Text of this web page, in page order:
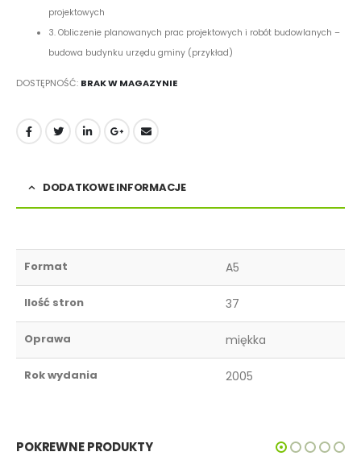
projektowych
3. Obliczenie planowanych prac projektowych i robót budowlanych –
budowa budynku urzędu gminy (przykład)
DOSTĘPNOŚĆ: BRAK W MAGAZYNIE
DODATKOWE INFORMACJE
Format A5
Ilość stron 37
Oprawa miękka
Rok wydania 2005
POKREWNE PRODUKTY